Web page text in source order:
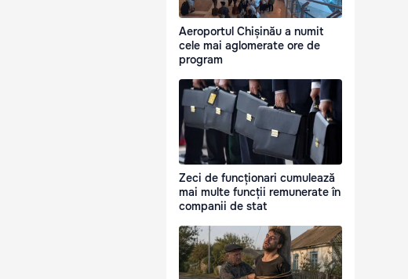
Aeroportul Chișinău a numit
cele mai aglomerate ore de
program
Zeci de funcționari cumulează
mai multe funcții remunerate în
companii de stat